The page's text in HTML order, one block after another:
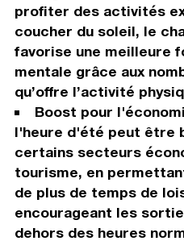
profiter des activités
coucher du soleil, le
favorise une meilleure
mentale grâce aux
qu’offre l’activité
Boost pour
l'heure d'été peut être
certains secteurs
tourisme, en
de plus de temps de
encourageant les
dehors des heures